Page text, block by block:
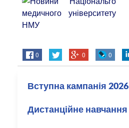
0 0 0
Вступна кампанія 2026
Дистанційне навчання